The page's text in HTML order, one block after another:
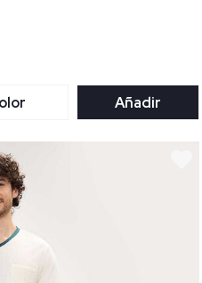
Añadir